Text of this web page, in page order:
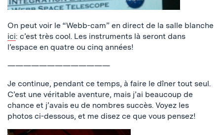
On peut voir le “Webb-cam” en direct de la salle blanche
ici: c’est très cool. Les instruments là seront dans
l’espace en quatre ou cinq années!
—————————————
Je continue, pendant ce temps, à faire le dîner tout seul.
C’est une véritable aventure, mais j’ai beaucoup de
chance et j’avais eu de nombres succès. Voyez les
photos ci-dessous, et me disez ce que vous pensez!